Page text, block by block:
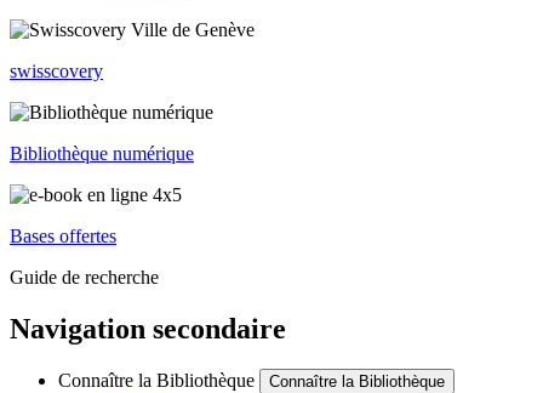
swisscovery
Bibliothèque numérique
Bases offertes
Guide de recherche
Navigation secondaire
Connaître la Bibliothèque Connaître la Bibliothèque